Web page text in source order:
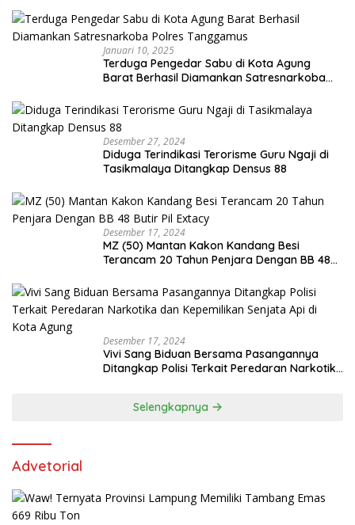
Januari 10, 2025
Terduga Pengedar Sabu di Kota Agung
Barat Berhasil Diamankan Satresnarkoba
Desember 27, 2024
Diduga Terindikasi Terorisme Guru Ngaji di
Tasikmalaya Ditangkap Densus 88
Desember 17, 2024
MZ (50) Mantan Kakon Kandang Besi
Terancam 20 Tahun Penjara Dengan BB 48
Desember 17, 2024
Vivi Sang Biduan Bersama Pasangannya
Ditangkap Polisi Terkait Peredaran Narkotika
Selengkapnya
Advetorial